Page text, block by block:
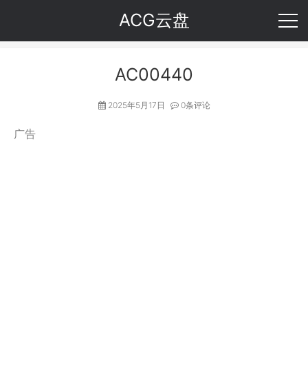
ACG云盘
AC00440
2025年5月17日 0条评论
广告